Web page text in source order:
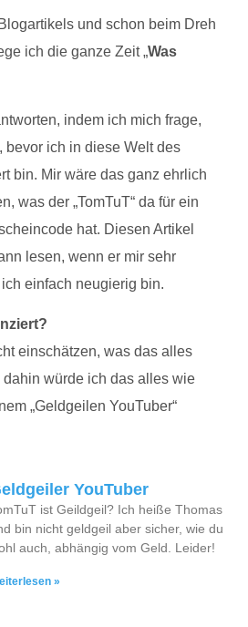
und schon beim Dreh
ich die ganze Zeit „Was
indem ich mich frage,
bevor ich in diese Welt des
bin. Mir wäre das ganz ehrlich
was der „TomTuT“ da für ein
hat. Diesen Artikel
lesen, wenn er mir sehr
einfach neugierig bin.
einschätzen, was das alles
würde ich das alles wie
„Geldgeilen YouTuber“
YouTuber
ist Geildgeil? Ich heiße Thomas
bin nicht geldgeil aber sicher, wie du
auch, abhängig vom Geld. Leider!
»